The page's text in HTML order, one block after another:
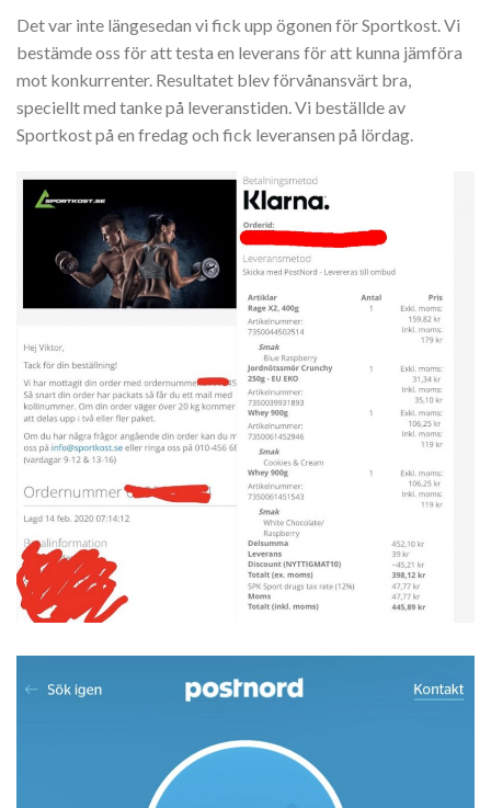
Det var inte längesedan vi fick upp ögonen för Sportkost. Vi
bestämde oss för att testa en leverans för att kunna jämföra
mot konkurrenter. Resultatet blev förvånansvärt bra,
speciellt med tanke på leveranstiden. Vi beställde av
Sportkost på en fredag och fick leveransen på lördag.